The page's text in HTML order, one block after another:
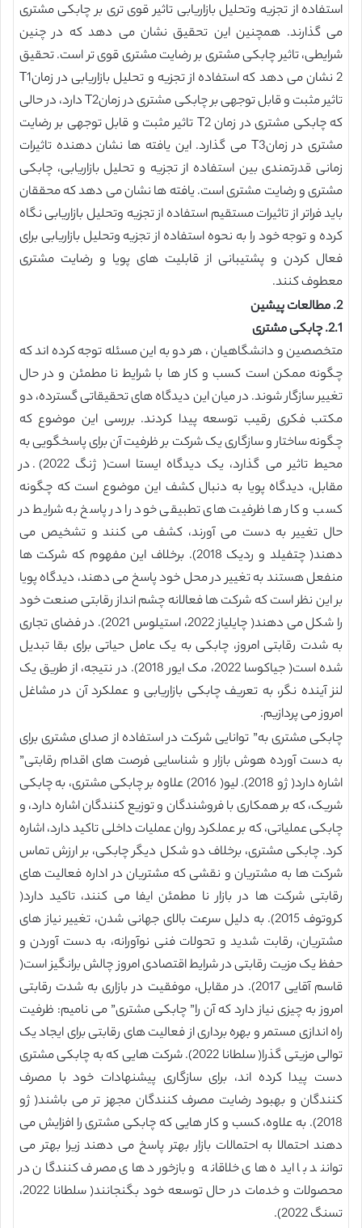
استفاده از تجزیه وتحلیل بازاریابی تاثیر قوی تری بر چابکی مشتری
می گذارند. همچنین این تحقیق نشان می دهد که در چنین
شرایطی، تاثیر چابکی مشتری بر رضایت مشتری قوی تر است. تحقیق
2 نشان می دهد که استفاده از تجزیه و تحلیل بازاریابی در زمانT1
تاثیر مثبت و قابل توجهی بر چابکی مشتری در زمانT2 دارد، در حالی
که چابکی مشتری در زمان T2 تاثیر مثبت و قابل توجهی بر رضایت
مشتری در زمانT3 می گذارد. این یافته ها نشان دهنده تاثیرات
زمانی قدرتمندی بین استفاده از تجزیه و تحلیل بازاریابی، چابکی
مشتری و رضایت مشتری است. یافته ها نشان می دهد که محققان
باید فراتر از تاثیرات مستقیم استفاده از تجزیه وتحلیل بازاریابی نگاه
کرده و توجه خود را به نحوه استفاده از تجزیه وتحلیل بازاریابی برای
فعال کردن و پشتیبانی از قابلیت های پویا و رضایت مشتری
معطوف کنند.
2. مطالعات پیشین
2.1. چابکی مشتری
متخصصین و دانشگاهیان ، هر دو به این مسئله توجه کرده اند که
چگونه ممکن است کسب و کار ها با شرایط نا مطمئن و در حال
تغییر سازگار شوند. در میان این دیدگاه های تحقیقاتی گسترده، دو
مکتب فکری رقیب توسعه پیدا کردند. بررسی این موضوع که
چگونه ساختار و سازگاری یک شرکت بر ظرفیت آن برای پاسخگویی به
محیط تاثیر می گذارد، یک دیدگاه ایستا است( ژنگ 2022). در
مقابل، دیدگاه پویا به دنبال کشف این موضوع است که چگونه
کسب و کار ها ظرفیت های تطبیقی خود را در پاسخ به شرایط در
حال تغییر به دست می آورند، کشف می کنند و تشخیص می
دهند( چتفیلد و ردیک 2018). برخلاف این مفهوم که شرکت ها
منفعل هستند به تغییر در محل خود پاسخ می دهند، دیدگاه پویا
بر این نظر است که شرکت ها فعالانه چشم انداز رقابتی صنعت خود
را شکل می دهند( چایلیاز 2022، استیلوس 2021). در فضای تجاری
به شدت رقابتی امروز، چابکی به یک عامل حیاتی برای بقا تبدیل
شده است( جیاکوسا 2022، مک ایور 2018). در نتیجه، از طریق یک
لنز آینده نگر، به تعریف چابکی بازاریابی و عملکرد آن در مشاغل
امروز می پردازیم.
چابکی مشتری به” توانایی شرکت در استفاده از صدای مشتری برای
به دست آورده هوش بازار و شناسایی فرصت های اقدام رقابتی”
اشاره دارد( ژو 2018). لیو( 2016) علاوه بر چابکی مشتری، به چابکی
شریک، که بر همکاری با فروشندگان و توزیع کنندگان اشاره دارد، و
چابکی عملیاتی، که بر عملکرد روان عملیات داخلی تاکید دارد، اشاره
کرد. چابکی مشتری، برخلاف دو شکل دیگر چابکی، بر ارزش تماس
شرکت ها به مشتریان و نقشی که مشتریان در اداره فعالیت های
رقابتی شرکت ها در بازار نا مطمئن ایفا می کنند، تاکید دارد(
کروتوف 2015). به دلیل سرعت بالای جهانی شدن، تغییر نیاز های
مشتریان، رقابت شدید و تحولات فنی نوآورانه، به دست آوردن و
حفظ یک مزیت رقابتی در شرایط اقتصادی امروز چالش برانگیز است(
قاسم آقایی 2017). در مقابل، موفقیت در بازاری به شدت رقابتی
امروز به چیزی نیاز دارد که آن را” چابکی مشتری” می نامیم: ظرفیت
راه اندازی مستمر و بهره برداری از فعالیت های رقابتی برای ایجاد یک
توالی مزیتی گذرا( سلطانا 2022). شرکت هایی که به چابکی مشتری
دست پیدا کرده اند، برای سازگاری پیشنهادات خود با مصرف
کنندگان و بهبود رضایت مصرف کنندگان مجهز تر می باشند( ژو
2018). به علاوه، کسب و کار هایی که چابکی مشتری را افزایش می
دهند احتمالا به احتمالات بازار بهتر پاسخ می دهند زیرا بهتر می
توانند با ایده های خلاقانه و بازخورد های مصرف کنندگان در
محصولات و خدمات در حال توسعه خود بگنجانند( سلطانا 2022،
تسنگ 2022).